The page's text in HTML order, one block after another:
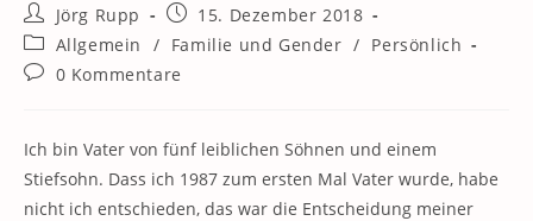
Beitrags-
Autor:
Jörg Rupp
Beitrag
veröffentlicht:
15. Dezember 2018
Beitrags-
Kategorie:
Allgemein / Familie und Gender / Persönlich
Beitrags-
0 Kommentare
Ich bin Vater von fünf leiblichen Söhnen und einem
Stiefsohn. Dass ich 1987 zum ersten Mal Vater wurde, habe
nicht ich entschieden, das war die Entscheidung meiner